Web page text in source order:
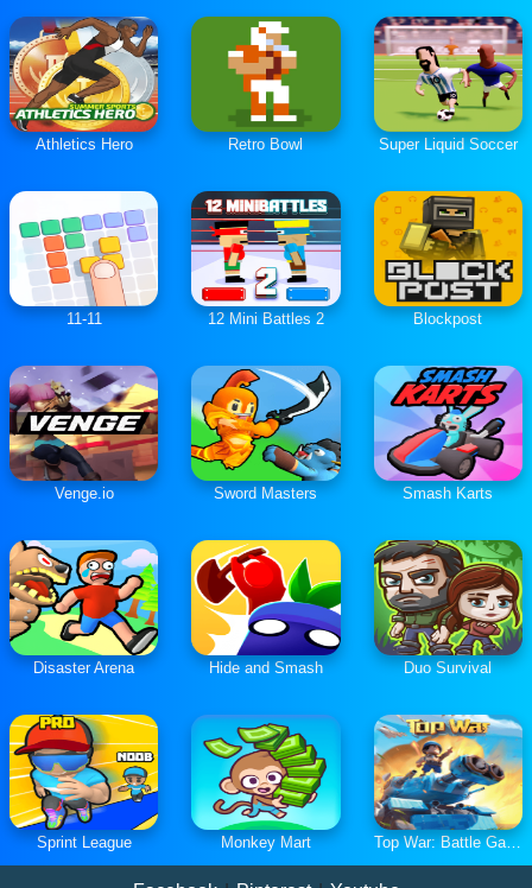
Athletics Hero Retro Bowl Super Liquid Soccer
11-11 12 Mini Battles 2 Blockpost
Venge.io Sword Masters Smash Karts
Disaster Arena Hide and Smash Duo Survival
Sprint League Monkey Mart Top War: Battle Game